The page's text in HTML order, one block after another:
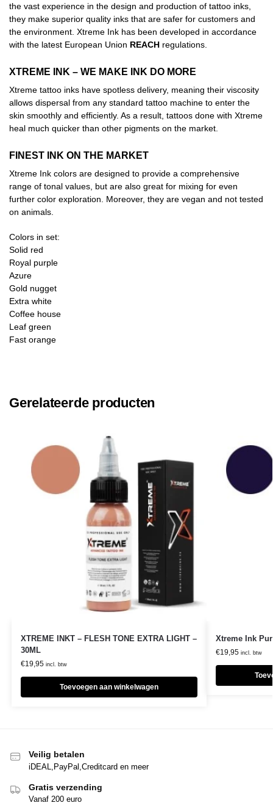
the vast experience in the design and production of tattoo inks,
they make superior quality inks that are safer for customers and
the environment. Xtreme Ink has been developed in accordance
with the latest European Union REACH regulations.
XTREME INK – WE MAKE INK DO MORE
Xtreme tattoo inks have spotless delivery, meaning their viscosity
allows dispersal from any standard tattoo machine to enter the
skin smoothly and efficiently. As a result, tattoos done with Xtreme
heal much quicker than other pigments on the market.
FINEST INK ON THE MARKET
Xtreme Ink colors are designed to provide a comprehensive
range of tonal values, but are also great for mixing for even
further color exploration. Moreover, they are vegan and not tested
on animals.
Colors in set:
Solid red
Royal purple
Azure
Gold nugget
Extra white
Coffee house
Leaf green
Fast orange
Gerelateerde producten
XTREME INKT – FLESH TONE EXTRA LIGHT –
30ML
€19,95 incl. btw
Toevoegen aan winkelwagen
Xtreme Ink
€19,95 incl. btw
Veilig betalen
iDEAL,PayPal,Creditcard en meer
Gratis verzending
Vanaf 200 euro